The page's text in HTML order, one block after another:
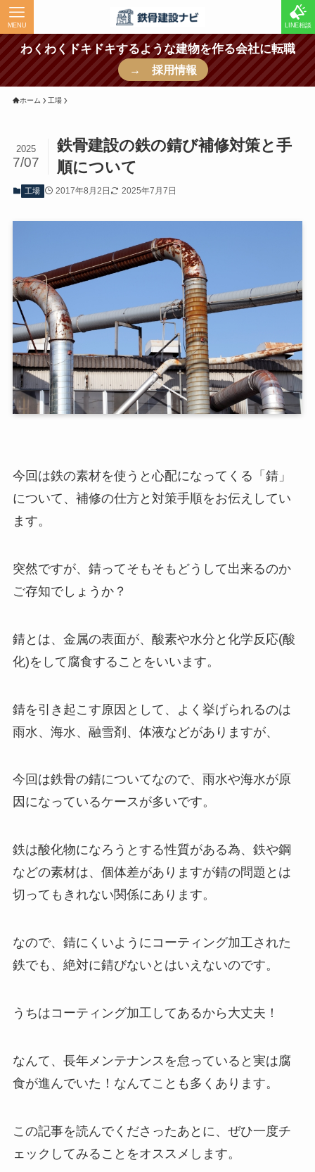
LINE相談
MENU
わくわくドキドキするような建物を作る会社に転職
→ 採用情報
ホーム 工場
鉄骨建設の鉄の錆び補修対策と手
順について
2025
7/07
工場 2017年8月2日 2025年7月7日
今回は鉄の素材を使うと心配になってくる「錆」
について、補修の仕方と対策手順をお伝えしてい
ます。
突然ですが、錆ってそもそもどうして出来るのか
ご存知でしょうか？
錆とは、金属の表面が、酸素や水分と化学反応(酸
化)をして腐食することをいいます。
錆を引き起こす原因として、よく挙げられるのは
雨水、海水、融雪剤、体液などがありますが、
今回は鉄骨の錆についてなので、雨水や海水が原
因になっているケースが多いです。
鉄は酸化物になろうとする性質がある為、鉄や鋼
などの素材は、個体差がありますが錆の問題とは
切ってもきれない関係にあります。
なので、錆にくいようにコーティング加工された
鉄でも、絶対に錆びないとはいえないのです。
うちはコーティング加工してあるから大丈夫！
なんて、長年メンテナンスを怠っていると実は腐
食が進んでいた！なんてことも多くあります。
この記事を読んでくださったあとに、ぜひ一度チ
ェックしてみることをオススメします。